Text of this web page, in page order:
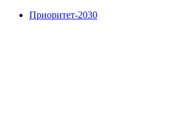
Приоритет-2030